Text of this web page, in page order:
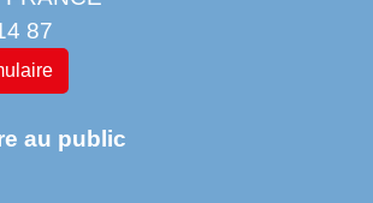
87
au public